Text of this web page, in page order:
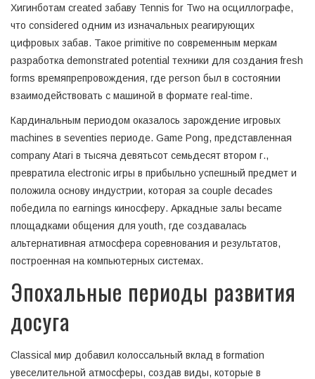
Хигинботам created забаву Tennis for Two на осциллографе,
что considered одним из изначальных реагирующих
цифровых забав. Такое primitive по современным меркам
разработка demonstrated potential техники для создания fresh
forms времяпрепровождения, где person был в состоянии
взаимодействовать с машиной в формате real-time.
Кардинальным периодом оказалось зарождение игровых
machines в seventies периоде. Game Pong, представленная
company Atari в тысяча девятьсот семьдесят втором г.,
превратила electronic игры в прибыльно успешный предмет и
положила основу индустрии, которая за couple decades
победила по earnings киносферу. Аркадные залы became
площадками общения для youth, где создавалась
альтернативная атмосфера соревнования и результатов,
построенная на компьютерных системах.
Эпохальные периоды развития
досуга
Classical мир добавил колоссальный вклад в formation
увеселительной атмосферы, создав виды, которые в